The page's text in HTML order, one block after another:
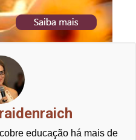
educação há mais de